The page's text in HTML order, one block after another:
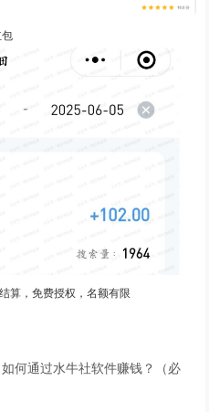
算，免费授权，名额有限
何通过水牛社软件赚钱？（必